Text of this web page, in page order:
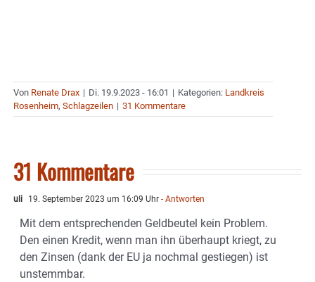
Von Renate Drax | Di. 19.9.2023 - 16:01 | Kategorien: Landkreis
Rosenheim, Schlagzeilen | 31 Kommentare
31 Kommentare
uli 19. September 2023 um 16:09 Uhr - Antworten
Mit dem entsprechenden Geldbeutel kein Problem.
Den einen Kredit, wenn man ihn überhaupt kriegt, zu
den Zinsen (dank der EU ja nochmal gestiegen) ist
unstemmbar.